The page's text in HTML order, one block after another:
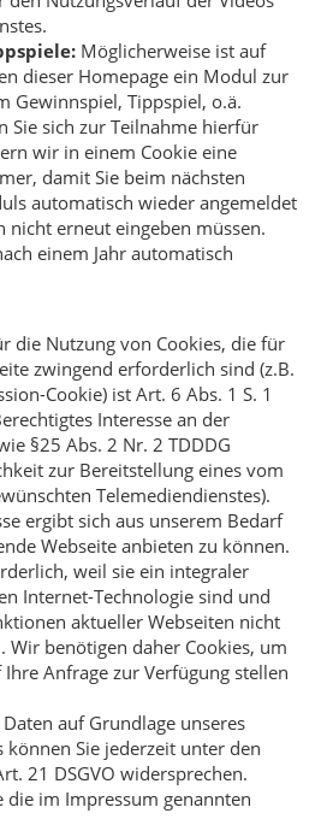
Möglicherweise ist auf
dieser Homepage ein Modul zur
Gewinnspiel, Tippspiel, o.ä.
Sie sich zur Teilnahme hierfür
wir in einem Cookie eine
damit Sie beim nächsten
automatisch wieder angemeldet
nicht erneut eingeben müssen.
einem Jahr automatisch
die Nutzung von Cookies, die für
zwingend erforderlich sind (z.B.
Cookie) ist Art. 6 Abs. 1 S. 1
Interesse an der
§25 Abs. 2 Nr. 2 TDDDG
zur Bereitstellung eines vom
Telemediendienstes).
ergibt sich aus unserem Bedarf
Webseite anbieten zu können.
weil sie ein integraler
Internet-Technologie sind und
aktueller Webseiten nicht
Wir benötigen daher Cookies, um
Anfrage zur Verfügung stellen
auf Grundlage unseres
können Sie jederzeit unter den
21 DSGVO widersprechen.
die im Impressum genannten